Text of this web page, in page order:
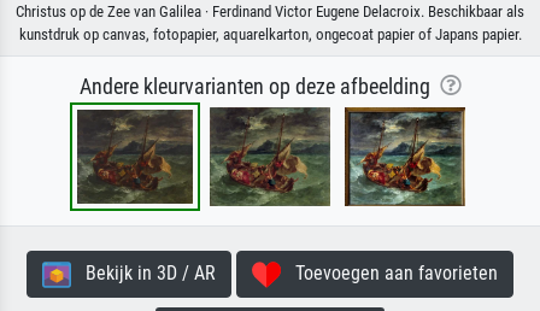
Christus op de Zee van Galilea · Ferdinand Victor Eugene Delacroix. Beschikbaar als
kunstdruk op canvas, fotopapier, aquarelkarton, ongecoat papier of Japans papier.
Andere kleurvarianten op deze afbeelding
Bekijk in 3D / AR Toevoegen aan favorieten